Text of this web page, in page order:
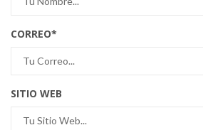
CORREO*
SITIO WEB